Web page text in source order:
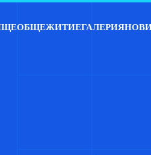
ОБЩЕЖИТИЕГАЛЕРИЯ